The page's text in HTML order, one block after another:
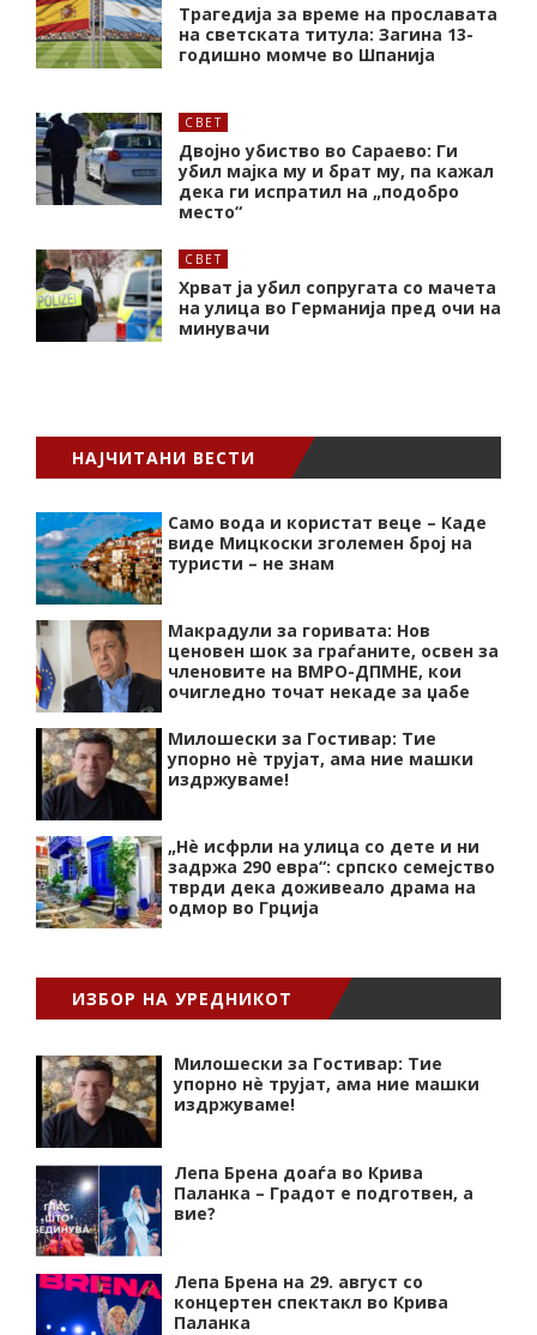
Трагедија за време на прославата
на светската титула: Загина 13-
годишно момче во Шпанија
СВЕТ
Двојно убиство во Сараево: Ги
убил мајка му и брат му, па кажал
дека ги испратил на „подобро
место“
СВЕТ
Хрват ја убил сопругата со мачета
на улица во Германија пред очи на
минувачи
НАЈЧИТАНИ ВЕСТИ
Само вода и користат веце – Каде
виде Мицкоски зголемен број на
туристи – не знам
Макрадули за горивата: Нов
ценовен шок за граѓаните, освен за
членовите на ВМРО-ДПМНЕ, кои
очигледно точат некаде за џабе
Милошески за Гостивар: Тие
упорно нѐ трујат, ама ние машки
издржуваме!
„Нѐ исфрли на улица со дете и ни
задржа 290 евра“: српско семејство
тврди дека доживеало драма на
одмор во Грција
ИЗБОР НА УРЕДНИКОТ
Милошески за Гостивар: Тие
упорно нѐ трујат, ама ние машки
издржуваме!
Лепа Брена доаѓа во Крива
Паланка – Градот е подготвен, а
вие?
Лепа Брена на 29. август со
концертен спектакл во Крива
Паланка